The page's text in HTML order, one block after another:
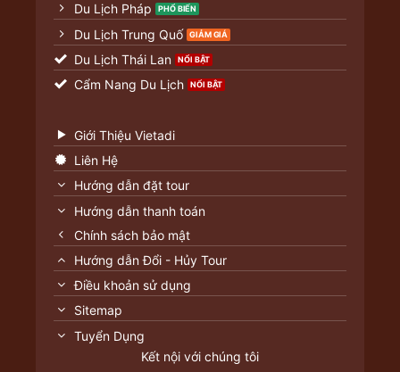
Du Lịch Pháp
Du Lịch Trung Quố
Du Lịch Thái Lan
Cẩm Nang Du Lịch
Giới Thiệu Vietadi
Liên Hệ
Hướng dẫn đặt tour
Hướng dẫn thanh toán
Chính sách bảo mật
Hướng dẫn Đổi - Hủy Tour
Điều khoản sử dụng
Sitemap
Tuyển Dụng
Kết nội với chúng tôi